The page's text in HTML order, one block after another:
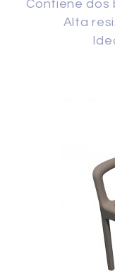
Contiene dos
Alta